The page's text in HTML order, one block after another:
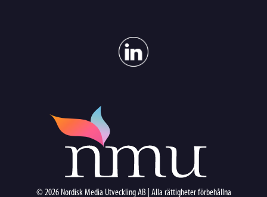
© 2026 Nordisk Media Utveckling AB | Alla rättigheter förbehållna